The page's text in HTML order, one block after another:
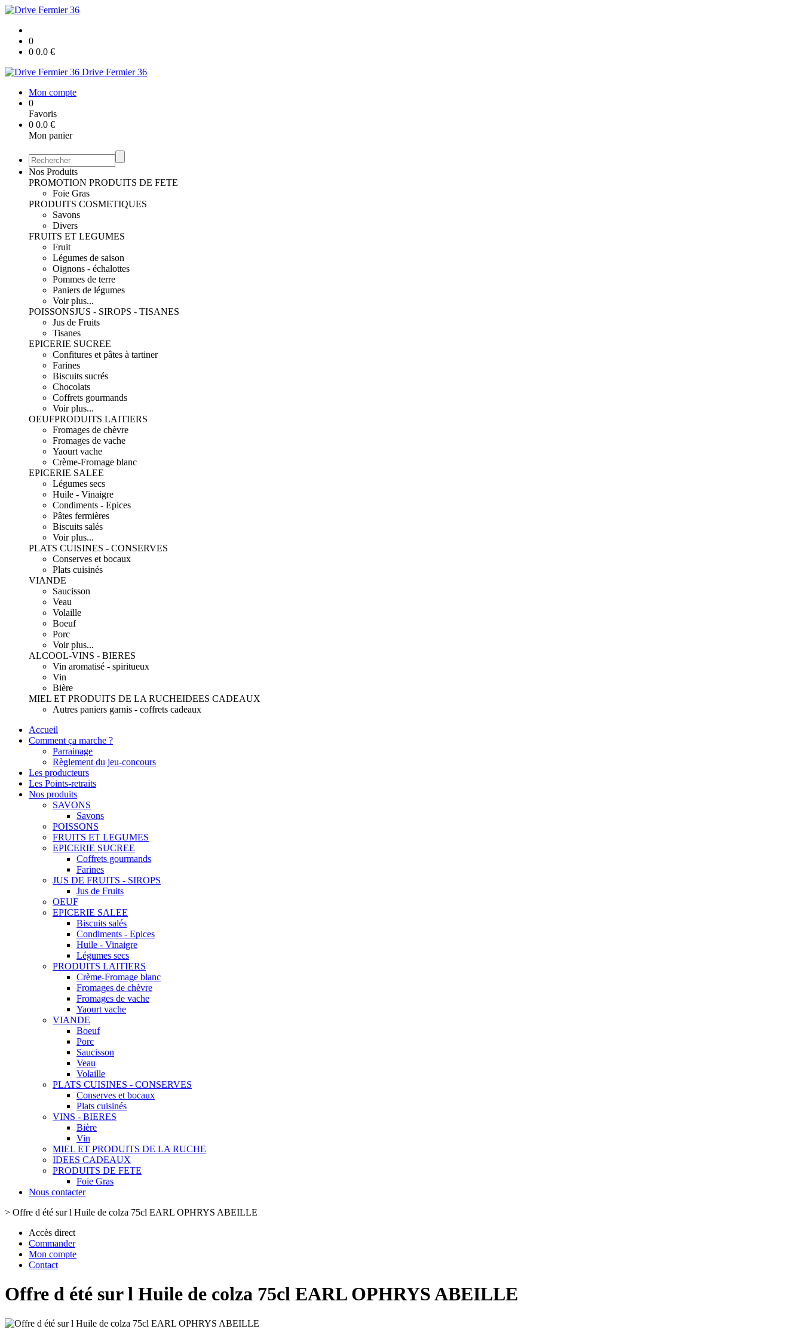
0
0 0.0 €
Drive Fermier 36
Mon compte
0
Favoris
0 0.0 €
Mon panier
Nos Produits
PROMOTION PRODUITS DE FETE
Foie Gras
PRODUITS COSMETIQUES
Savons
Divers
FRUITS ET LEGUMES
Fruit
Légumes de saison
Oignons - échalottes
Pommes de terre
Paniers de légumes
Voir plus...
POISSONSJUS - SIROPS - TISANES
Jus de Fruits
Tisanes
EPICERIE SUCREE
Confitures et pâtes à tartiner
Farines
Biscuits sucrés
Chocolats
Coffrets gourmands
Voir plus...
OEUFPRODUITS LAITIERS
Fromages de chèvre
Fromages de vache
Yaourt vache
Crème-Fromage blanc
EPICERIE SALEE
Légumes secs
Huile - Vinaigre
Condiments - Epices
Pâtes fermières
Biscuits salés
Voir plus...
PLATS CUISINES - CONSERVES
Conserves et bocaux
Plats cuisinés
VIANDE
Saucisson
Veau
Volaille
Boeuf
Porc
Voir plus...
ALCOOL-VINS - BIERES
Vin aromatisé - spiritueux
Vin
Bière
MIEL ET PRODUITS DE LA RUCHEIDEES CADEAUX
Autres paniers garnis - coffrets cadeaux
Accueil
Comment ça marche ?
Parrainage
Règlement du jeu-concours
Les producteurs
Les Points-retraits
Nos produits
SAVONS
Savons
POISSONS
FRUITS ET LEGUMES
EPICERIE SUCREE
Coffrets gourmands
Farines
JUS DE FRUITS - SIROPS
Jus de Fruits
OEUF
EPICERIE SALEE
Biscuits salés
Condiments - Epices
Huile - Vinaigre
Légumes secs
PRODUITS LAITIERS
Crème-Fromage blanc
Fromages de chèvre
Fromages de vache
Yaourt vache
VIANDE
Boeuf
Porc
Saucisson
Veau
Volaille
PLATS CUISINES - CONSERVES
Conserves et bocaux
Plats cuisinés
VINS - BIERES
Bière
Vin
MIEL ET PRODUITS DE LA RUCHE
IDEES CADEAUX
PRODUITS DE FETE
Foie Gras
Nous contacter
> Offre d été sur l Huile de colza 75cl EARL OPHRYS ABEILLE
Accès direct
Commander
Mon compte
Contact
Offre d été sur l Huile de colza 75cl EARL OPHRYS ABEILLE